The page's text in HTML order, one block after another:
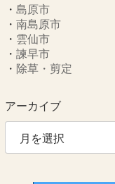
・島原市
・南島原市
・ 雲仙市
・諫早市
・ 除草・剪定
アーカイブ